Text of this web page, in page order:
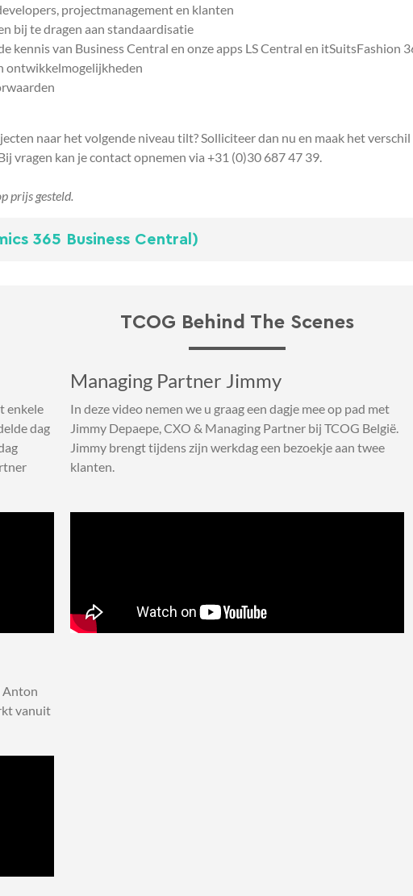
projectmanagement en klanten
bij te dragen aan standaardisatie
kennis van Business Central en onze apps LS Central en itSuitsFashion
ontwikkelmogelijkheden
naar het volgende niveau tilt? Solliciteer dan nu en maak het
vragen kan je contact opnemen via +31 (0)30 687 47 39.
prijs gesteld.
365 Business Central)
TCOG Behind The Scenes
enkele
dag
Managing Partner Jimmy
In deze video nemen we u graag een dagje mee op pad met
Jimmy Depaepe, CXO & Managing Partner bij TCOG België.
Jimmy brengt tijdens zijn werkdag een bezoekje aan twee
klanten.
Anton
vanuit